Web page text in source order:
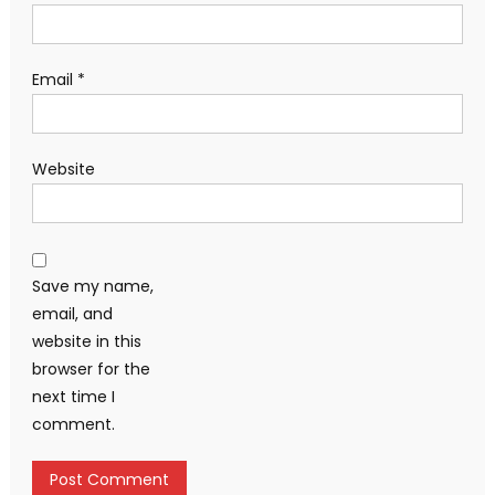
Email *
Website
Save my name,
email, and
website in this
browser for the
next time I
comment.